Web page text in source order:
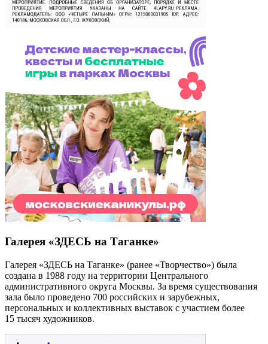
Галерея «ЗДЕСЬ на Таганке»
Галерея «ЗДЕСЬ на Таганке» (ранее «Творчество») была
создана в 1988 году на территории Центрального
административного округа Москвы. За время существования
зала было проведено 700 российских и зарубежных,
персональных и коллективных выставок с участием более
15 тысяч художников.